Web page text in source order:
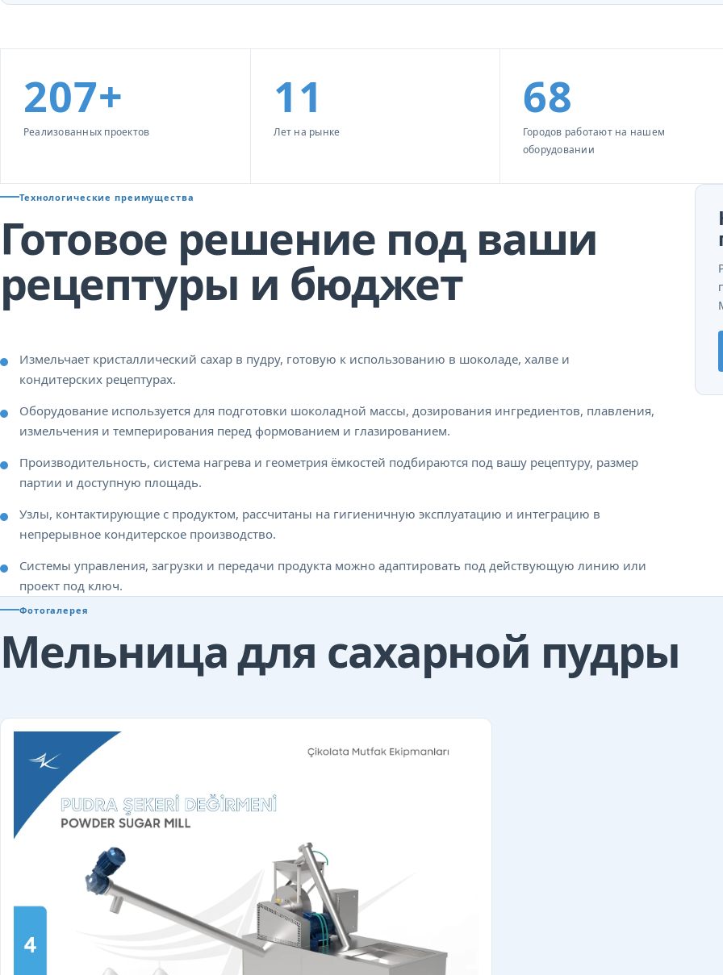
207+
Реализованных проектов
11
Лет на рынке
68
Городов работают на нашем
оборудовании
Технологические преимущества
Готовое решение под ваши
рецептуры и бюджет
Измельчает кристаллический сахар в пудру, готовую к использованию в шоколаде, халве и
кондитерских рецептурах.
Оборудование используется для подготовки шоколадной массы, дозирования ингредиентов, плавления,
измельчения и темперирования перед формованием и глазированием.
Производительность, система нагрева и геометрия ёмкостей подбираются под вашу рецептуру, размер
партии и доступную площадь.
Узлы, контактирующие с продуктом, рассчитаны на гигиеничную эксплуатацию и интеграцию в
непрерывное кондитерское производство.
Системы управления, загрузки и передачи продукта можно адаптировать под действующую линию или
проект под ключ.
Фотогалерея
Мельница для сахарной пудры